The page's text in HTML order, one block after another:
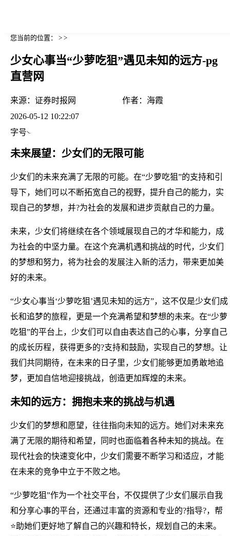
您当前的位置： > >
少女心事当“少萝吃狙”遇见未知的远方-pg
直营网
来源： 证券时报网 作者： 海霞
2026-05-12 10:22:07
字号
未来展望：少女们的无限可能
少女们的未来充满了无限的可能。在“少萝吃狙”的支持和引
导下，她们可以不断拓宽自己的视野，提升自己的能力，实
现自己的梦想，并?为社会的发展和进步贡献自己的力量。
未来，少女们将继续在各个领域展现自己的才华和能力，成
为社会的中坚力量。在这个充满机遇和挑战的时代，少女们
的梦想和努力，将为社会的发展注入新的活力，带来更加美
好的未来。
“少女心事当‘少萝吃狙’遇见未知的远方”，这不仅是少女们成
长和追梦的旅程，更是一个充满希望和梦想的未来。在“少萝
吃狙”的平台上，少女们可以自由表达自己的心事，分享自己
的成长历程，获得更多的?支持和鼓励，实现自己的梦想。让
我们共同期待，在未来的日子里，少女们能够更加勇敢地追
梦，更加自信地迎接挑战，创造更加辉煌的未来。
未知的远方：拥抱未来的挑战与机遇
少女们的梦想和愿望，往往指向未知的远方。她们对未来充
满了无限的期待和希望，同时也面临着各种未知的挑战。在
现代社会的快速变化中，少女们需要不断学习和适应，才能
在未来的竞争中立于不败之地。
“少萝吃狙”作为一个社交平台，不仅提供了少女们展示自我
和分享心事的平台，还通过丰富的资源和专业的?指导?，帮
⭐助她们更好地了解自己的兴趣和特长，规划自己的未来。